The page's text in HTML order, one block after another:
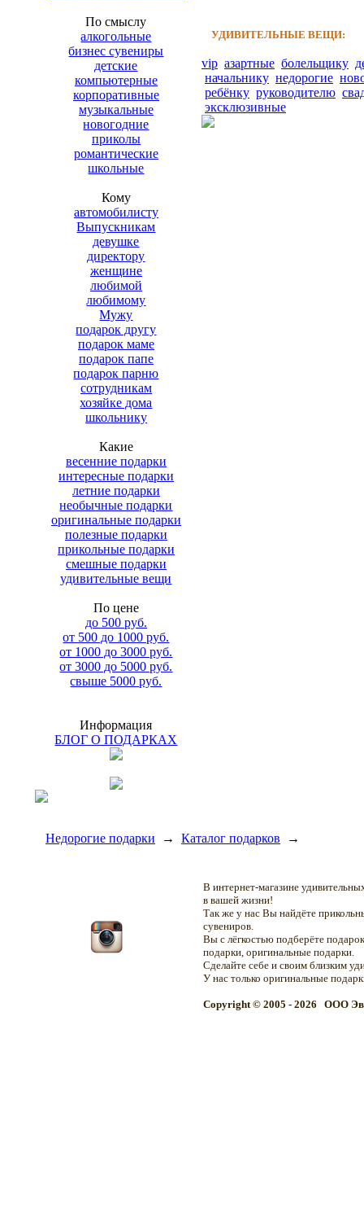
По смыслу
алкогольные
бизнес сувениры
детские
компьютерные
корпоративные
музыкальные
новогодние
приколы
романтические
школьные
Кому
автомобилисту
Выпускникам
девушке
директору
женщине
любимой
любимому
Мужу
подарок другу
подарок маме
подарок папе
подарок парню
сотрудникам
хозяйке дома
школьнику
Какие
весенние подарки
интересные подарки
летние подарки
необычные подарки
оригинальные подарки
полезные подарки
прикольные подарки
смешные подарки
удивительные вещи
По цене
до 500 руб.
от 500 до 1000 руб.
от 1000 до 3000 руб.
от 3000 до 5000 руб.
свыше 5000 руб.
Информация
БЛОГ О ПОДАРКАХ
УДИВИТЕЛЬНЫЕ ВЕЩИ:
vip азартные болельщику
начальнику недорогие
ребёнку руководителю
эксклюзивные
Недорогие подарки → Каталог подарков →
В интернет-магазине
в вашей жизни!
Так же у нас Вы найдёте
сувениров.
Вы с лёгкостью подберёте
подарки, оригинальные подарки.
Сделайте себе и своим близким
У нас только оригинальные
Copyright © 2005 - 2026 OOO